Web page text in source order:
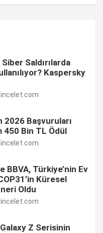
Saldırılarda
Kaspersky
incelet.com
2026 Başvuruları
450 Bin TL Ödül
incelet.com
BBVA, Türkiye’nin Ev
Küresel
Oldu
incelet.com
Z Serisinin